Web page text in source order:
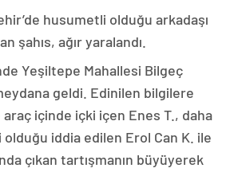
husumetli olduğu arkadaşı
şahıs, ağır yaralandı.
Yeşiltepe Mahallesi Bilgeç
geldi. Edinilen bilgilere
araç içinde içki içen Enes T., daha
iddia edilen Erol Can K. ile
çıkan tartışmanın büyüyerek